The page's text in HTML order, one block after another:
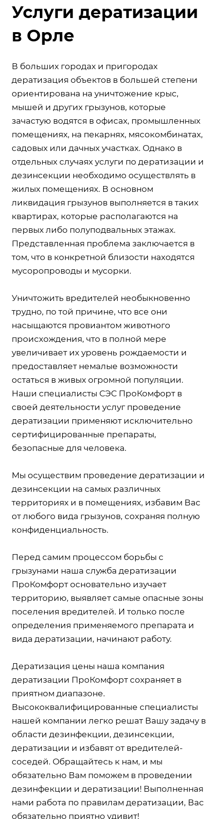
Услуги дератизации
в Орле
В больших городах и пригородах
дератизация объектов в большей степени
ориентирована на уничтожение крыс,
мышей и других грызунов, которые
зачастую водятся в офисах, промышленных
помещениях, на пекарнях, мясокомбинатах,
садовых или дачных участках. Однако в
отдельных случаях услуги по дератизации и
дезинсекции необходимо осуществлять в
жилых помещениях. В основном
ликвидация грызунов выполняется в таких
квартирах, которые располагаются на
первых либо полуподвальных этажах.
Представленная проблема заключается в
том, что в конкретной близости находятся
мусоропроводы и мусорки.
Уничтожить вредителей необыкновенно
трудно, по той причине, что все они
насыщаются провиантом животного
происхождения, что в полной мере
увеличивает их уровень рождаемости и
предоставляет немалые возможности
остаться в живых огромной популяции.
Наши специалисты СЭС ПроКомфорт в
своей деятельности услуг проведение
дератизации применяют исключительно
сертифицированные препараты,
безопасные для человека.
Мы осуществим проведение дератизации и
дезинсекции на самых различных
территориях и в помещениях, избавим Вас
от любого вида грызунов, сохраняя полную
конфиденциальность.
Перед самим процессом борьбы с
грызунами наша служба дератизации
ПроКомфорт основательно изучает
территорию, выявляет самые опасные зоны
поселения вредителей. И только после
определения применяемого препарата и
вида дератизации, начинают работу.
Дератизация цены наша компания
дератизации ПроКомфорт сохраняет в
приятном диапазоне.
Высококвалифицированные специалисты
нашей компании легко решат Вашу задачу в
области дезинфекции, дезинсекции,
дератизации и избавят от вредителей-
соседей. Обращайтесь к нам, и мы
обязательно Вам поможем в проведении
дезинфекции и дератизации! Выполненная
нами работа по правилам дератизации, Вас
обязательно приятно удивит!